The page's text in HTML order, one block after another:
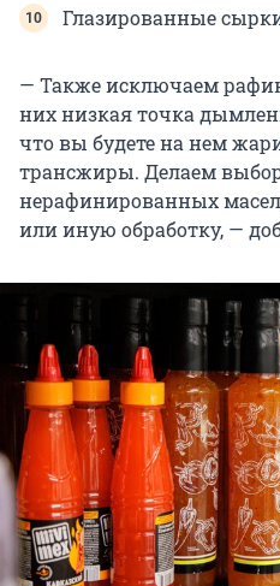
Глазированные
— Также исключаем
них низкая точка
что вы будете на нем
трансжиры. Делаем
нерафинированных
или иную обработку, —